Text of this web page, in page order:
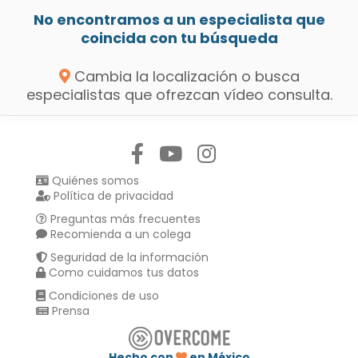
No encontramos a un especialista que
coincida con tu búsqueda
Cambia la localización o busca
especialistas que ofrezcan vídeo consulta.
Quiénes somos
Política de privacidad
Preguntas más frecuentes
Recomienda a un colega
Seguridad de la información
Como cuidamos tus datos
Condiciones de uso
Prensa